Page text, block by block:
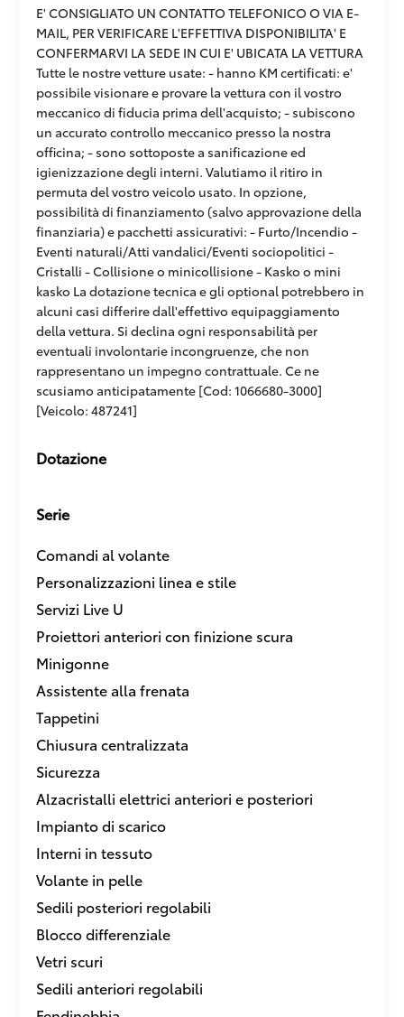
E' CONSIGLIATO UN CONTATTO TELEFONICO O VIA E-
MAIL, PER VERIFICARE L'EFFETTIVA DISPONIBILITA' E
CONFERMARVI LA SEDE IN CUI E' UBICATA LA VETTURA
Tutte le nostre vetture usate: - hanno KM certificati: e'
possibile visionare e provare la vettura con il vostro
meccanico di fiducia prima dell'acquisto; - subiscono
un accurato controllo meccanico presso la nostra
officina; - sono sottoposte a sanificazione ed
igienizzazione degli interni. Valutiamo il ritiro in
permuta del vostro veicolo usato. In opzione,
possibilità di finanziamento (salvo approvazione della
finanziaria) e pacchetti assicurativi: - Furto/Incendio -
Eventi naturali/Atti vandalici/Eventi sociopolitici -
Cristalli - Collisione o minicollisione - Kasko o mini
kasko La dotazione tecnica e gli optional potrebbero in
alcuni casi differire dall'effettivo equipaggiamento
della vettura. Si declina ogni responsabilità per
eventuali involontarie incongruenze, che non
rappresentano un impegno contrattuale. Ce ne
scusiamo anticipatamente [Cod: 1066680-3000]
[Veicolo: 487241]
Dotazione
Serie
Comandi al volante
Personalizzazioni linea e stile
Servizi Live U
Proiettori anteriori con finizione scura
Minigonne
Assistente alla frenata
Tappetini
Chiusura centralizzata
Sicurezza
Alzacristalli elettrici anteriori e posteriori
Impianto di scarico
Interni in tessuto
Volante in pelle
Sedili posteriori regolabili
Blocco differenziale
Vetri scuri
Sedili anteriori regolabili